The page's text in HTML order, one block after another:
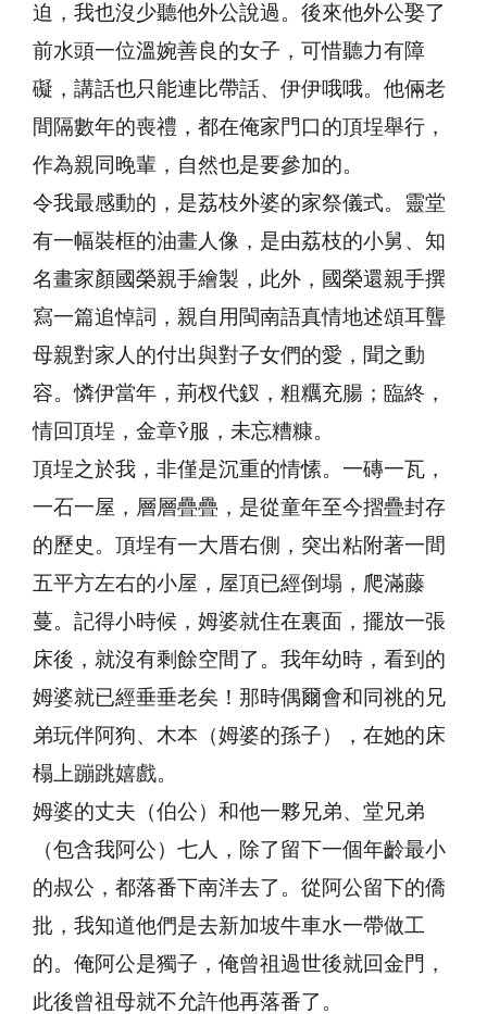
迫，我也沒少聽他外公說過。後來他外公娶了
前水頭一位溫婉善良的女子，可惜聽力有障
礙，講話也只能連比帶話、伊伊哦哦。他倆老
間隔數年的喪禮，都在俺家門口的頂埕舉行，
作為親同晚輩，自然也是要參加的。
令我最感動的，是荔枝外婆的家祭儀式。靈堂
有一幅裝框的油畫人像，是由荔枝的小舅、知
名畫家顏國榮親手繪製，此外，國榮還親手撰
寫一篇追悼詞，親自用閩南語真情地述頌耳聾
母親對家人的付出與對子女們的愛，聞之動
容。憐伊當年，荊杈代釵，粗糲充腸；臨終，
情回頂埕，金章服，未忘糟糠。
頂埕之於我，非僅是沉重的情愫。一磚一瓦，
一石一屋，層層疊疊，是從童年至今摺疊封存
的歷史。頂埕有一大厝右側，突出粘附著一間
五平方左右的小屋，屋頂已經倒塌，爬滿藤
蔓。記得小時候，姆婆就住在裏面，擺放一張
床後，就沒有剩餘空間了。我年幼時，看到的
姆婆就已經垂垂老矣！那時偶爾會和同祧的兄
弟玩伴阿狗、木本（姆婆的孫子），在她的床
榻上蹦跳嬉戲。
姆婆的丈夫（伯公）和他一夥兄弟、堂兄弟
（包含我阿公）七人，除了留下一個年齡最小
的叔公，都落番下南洋去了。從阿公留下的僑
批，我知道他們是去新加坡牛車水一帶做工
的。俺阿公是獨子，俺曾祖過世後就回金門，
此後曾祖母就不允許他再落番了。